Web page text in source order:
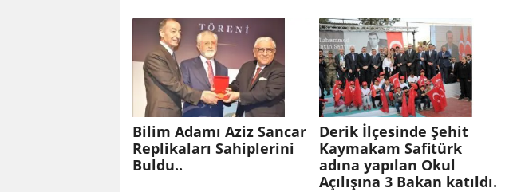
Bilim Adamı Aziz Sancar
Replikaları Sahiplerini
Buldu..
Derik İlçesinde Şehit
Kaymakam Safitürk
adına yapılan Okul
Açılışına 3 Bakan katıldı.